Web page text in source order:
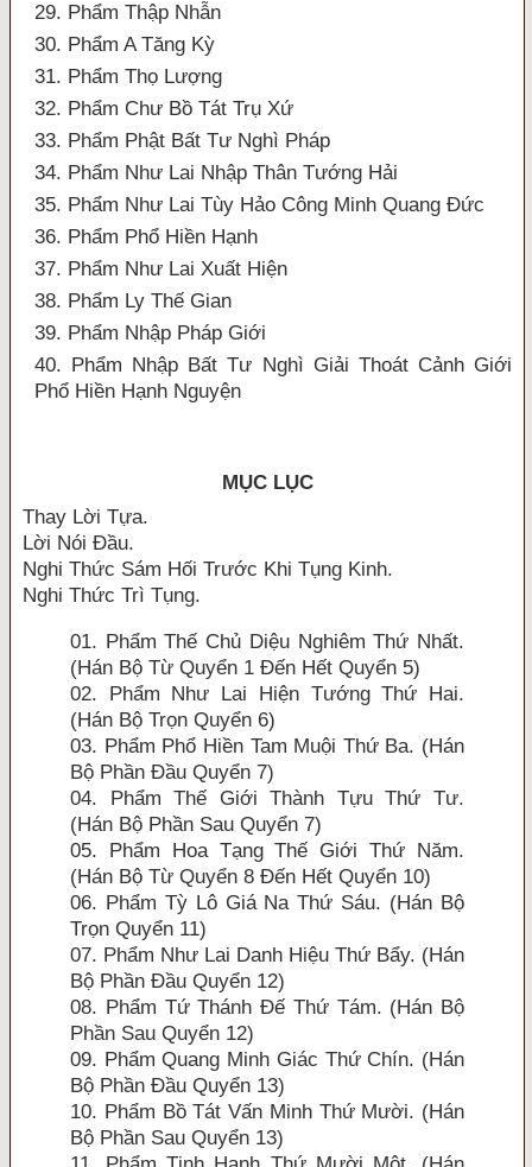
29. Phẩm Thập Nhẫn
30. Phẩm A Tăng Kỳ
31. Phẩm Thọ Lượng
32. Phẩm Chư Bồ Tát Trụ Xứ
33. Phẩm Phật Bất Tư Nghì Pháp
34. Phẩm Như Lai Nhập Thân Tướng Hải
35. Phẩm Như Lai Tùy Hảo Công Minh Quang Đức
36. Phẩm Phổ Hiền Hạnh
37. Phẩm Như Lai Xuất Hiện
38. Phẩm Ly Thế Gian
39. Phẩm Nhập Pháp Giới
40. Phẩm Nhập Bất Tư Nghì Giải Thoát Cảnh Giới
Phổ Hiền Hạnh Nguyện
MỤC LỤC
Thay Lời Tựa.
Lời Nói Ðầu.
Nghi Thức Sám Hối Trước Khi Tụng Kinh.
Nghi Thức Trì Tụng.
01. Phẩm Thế Chủ Diệu Nghiêm Thứ Nhất.
(Hán Bộ Từ Quyển 1 Ðến Hết Quyển 5)
02. Phẩm Như Lai Hiện Tướng Thứ Hai.
(Hán Bộ Trọn Quyển 6)
03. Phẩm Phổ Hiền Tam Muội Thứ Ba. (Hán
Bộ Phần Ðầu Quyển 7)
04. Phẩm Thế Giới Thành Tựu Thứ Tư.
(Hán Bộ Phần Sau Quyển 7)
05. Phẩm Hoa Tạng Thế Giới Thứ Năm.
(Hán Bộ Từ Quyển 8 Ðến Hết Quyển 10)
06. Phẩm Tỳ Lô Giá Na Thứ Sáu. (Hán Bộ
Trọn Quyển 11)
07. Phẩm Như Lai Danh Hiệu Thứ Bẩy. (Hán
Bộ Phần Ðầu Quyển 12)
08. Phẩm Tứ Thánh Ðế Thứ Tám. (Hán Bộ
Phần Sau Quyển 12)
09. Phẩm Quang Minh Giác Thứ Chín. (Hán
Bộ Phần Ðầu Quyển 13)
10. Phẩm Bồ Tát Vấn Minh Thứ Mười. (Hán
Bộ Phần Sau Quyển 13)